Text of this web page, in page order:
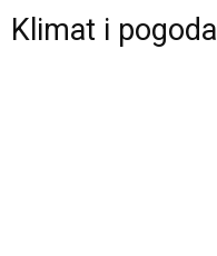
Klimat i pogoda